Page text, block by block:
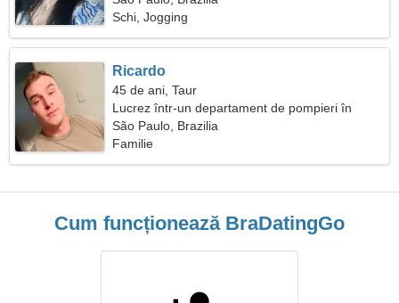
Schi, Jogging
Ricardo
45 de ani, Taur
Lucrez într-un departament de pompieri în
căutarea unei femei jucăușe
São Paulo, Brazilia
Familie
Cum funcționează BraDatingGo